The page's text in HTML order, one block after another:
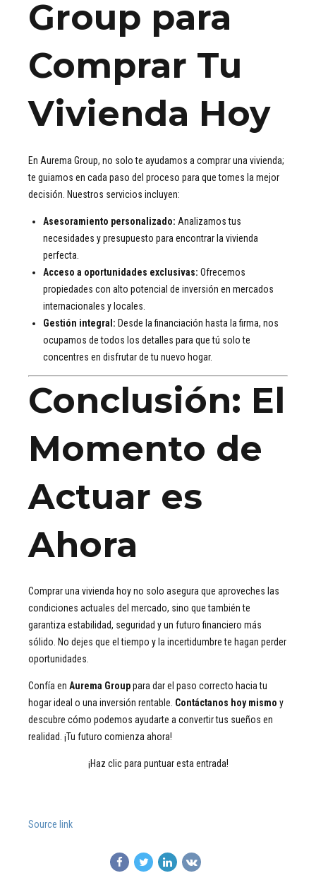
Group para
Comprar Tu
Vivienda Hoy
En Aurema Group, no solo te ayudamos a comprar una vivienda;
te guiamos en cada paso del proceso para que tomes la mejor
decisión. Nuestros servicios incluyen:
Asesoramiento personalizado: Analizamos tus
necesidades y presupuesto para encontrar la vivienda
perfecta.
Acceso a oportunidades exclusivas: Ofrecemos
propiedades con alto potencial de inversión en mercados
internacionales y locales.
Gestión integral: Desde la financiación hasta la firma, nos
ocupamos de todos los detalles para que tú solo te
concentres en disfrutar de tu nuevo hogar.
Conclusión: El
Momento de
Actuar es
Ahora
Comprar una vivienda hoy no solo asegura que aproveches las
condiciones actuales del mercado, sino que también te
garantiza estabilidad, seguridad y un futuro financiero más
sólido. No dejes que el tiempo y la incertidumbre te hagan perder
oportunidades.
Confía en Aurema Grouppara dar el paso correcto hacia tu
hogar ideal o una inversión rentable. Contáctanos hoy mismo y
descubre cómo podemos ayudarte a convertir tus sueños en
realidad. ¡Tu futuro comienza ahora!
¡Haz clic para puntuar esta entrada!
Source link